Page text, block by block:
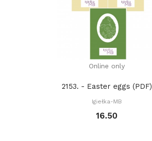
Online only
2153. - Easter eggs (PDF)
Igiełka-MB
16.50